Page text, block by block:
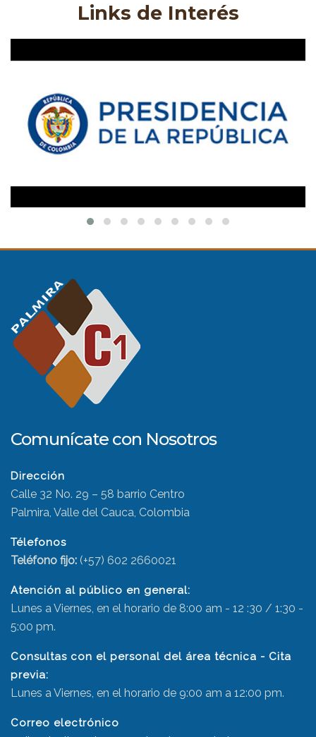
Links de Interés
Comunícate con Nosotros
Dirección
Calle 32 No. 29 – 58 barrio Centro
Palmira, Valle del Cauca, Colombia
Télefonos
Teléfono fijo: (+57) 602 2660021
Atención al público en general:
Lunes a Viernes, en el horario de 8:00 am - 12 :30 / 1:30 -
5:00 pm.
Consultas con el personal del área técnica - Cita
previa:
Lunes a Viernes, en el horario de 9:00 am a 12:00 pm.
Correo electrónico